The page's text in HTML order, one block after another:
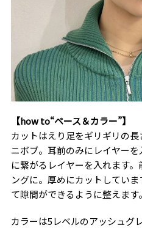
【how to“ベース＆カラー”】
カットはえり足をギリギリの
ニボブ。耳前のみにレイヤー
に繋がるレイヤーを入れます
ングに。厚めにカットしてい
て隙間ができるように整えます。
カラーは5レベルのアッシュグ